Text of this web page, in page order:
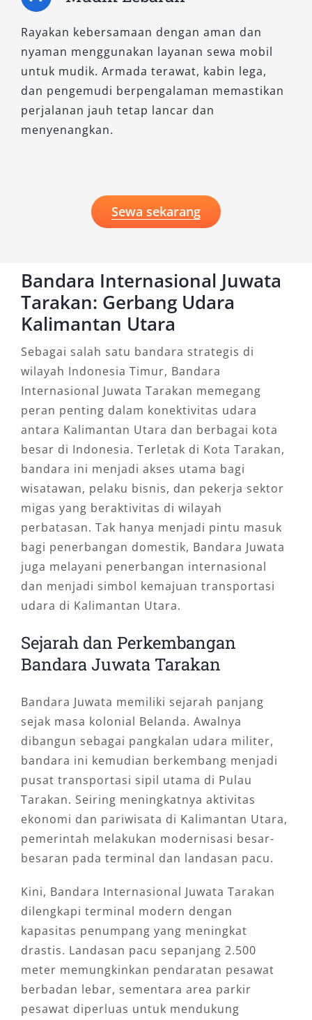
Rayakan kebersamaan dengan aman dan
nyaman menggunakan layanan sewa mobil
untuk mudik. Armada terawat, kabin lega,
dan pengemudi berpengalaman memastikan
perjalanan jauh tetap lancar dan
menyenangkan.
Sewa sekarang
Bandara Internasional Juwata
Tarakan: Gerbang Udara
Kalimantan Utara
Sebagai salah satu bandara strategis di
wilayah Indonesia Timur, Bandara
Internasional Juwata Tarakan memegang
peran penting dalam konektivitas udara
antara Kalimantan Utara dan berbagai kota
besar di Indonesia. Terletak di Kota Tarakan,
bandara ini menjadi akses utama bagi
wisatawan, pelaku bisnis, dan pekerja sektor
migas yang beraktivitas di wilayah
perbatasan. Tak hanya menjadi pintu masuk
bagi penerbangan domestik, Bandara Juwata
juga melayani penerbangan internasional
dan menjadi simbol kemajuan transportasi
udara di Kalimantan Utara.
Sejarah dan Perkembangan
Bandara Juwata Tarakan
Bandara Juwata memiliki sejarah panjang
sejak masa kolonial Belanda. Awalnya
dibangun sebagai pangkalan udara militer,
bandara ini kemudian berkembang menjadi
pusat transportasi sipil utama di Pulau
Tarakan. Seiring meningkatnya aktivitas
ekonomi dan pariwisata di Kalimantan Utara,
pemerintah melakukan modernisasi besar-
besaran pada terminal dan landasan pacu.
Kini, Bandara Internasional Juwata Tarakan
dilengkapi terminal modern dengan
kapasitas penumpang yang meningkat
drastis. Landasan pacu sepanjang 2.500
meter memungkinkan pendaratan pesawat
berbadan lebar, sementara area parkir
pesawat diperluas untuk mendukung